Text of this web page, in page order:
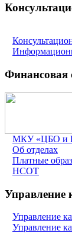
Финансовая
МКУ «ЦБО и
Об отделах
Платные
НСОТ
Управление
Управление
Управление